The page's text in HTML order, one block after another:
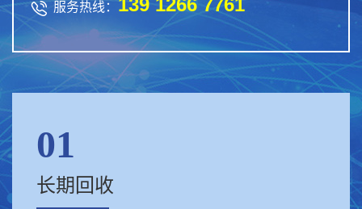
 服务热线：
01
长期回收